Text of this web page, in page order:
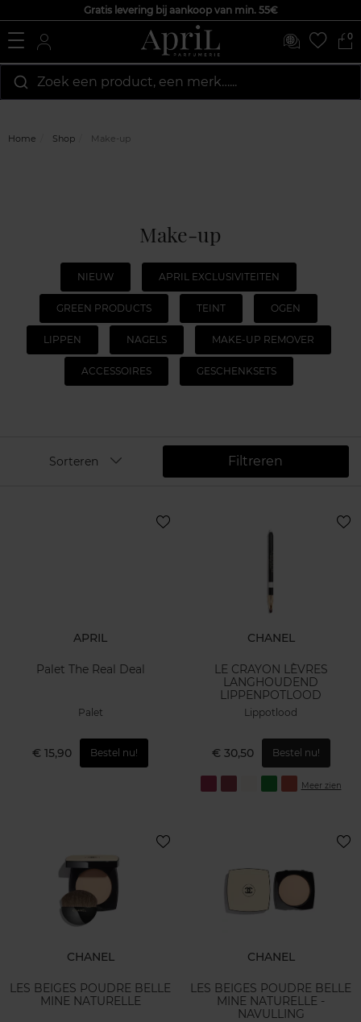
Gratis levering bij aankoop van min. 55€
0
Zoek een product, een merk…...
Home Shop Make-up
Make-up
NIEUW APRIL EXCLUSIVITEITEN
GREEN PRODUCTS TEINT OGEN
LIPPEN NAGELS MAKE-UP REMOVER
ACCESSOIRES GESCHENKSETS
Filtreren
Sorteren
APRIL
Palet The Real Deal
Palet
€ 15,90 Bestel nu!
CHANEL
LE CRAYON LÈVRES
LANGHOUDEND
LIPPENPOTLOOD
Lippotlood
€ 30,50 Bestel nu!
Meer zien
CHANEL
LES BEIGES POUDRE BELLE
MINE NATURELLE
CHANEL
LES BEIGES POUDRE BELLE
MINE NATURELLE -
NAVULLING